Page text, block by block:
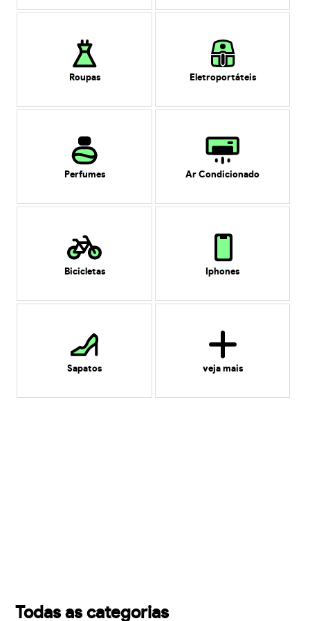
Roupas Eletroportáteis
Perfumes Ar Condicionado
Bicicletas Iphones
Sapatos veja mais
Todas as categorias